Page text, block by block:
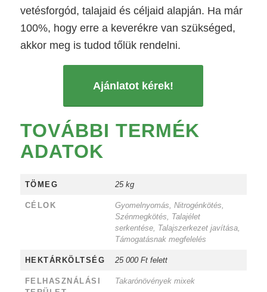
vetésforgód, talajaid és céljaid alapján. Ha már
100%, hogy erre a keverékre van szükséged,
akkor meg is tudod tőlük rendelni.
Ajánlatot kérek!
TOVÁBBI TERMÉK
ADATOK
TÖMEG 25 kg
CÉLOK
Gyomelnyomás, Nitrogénkötés,
Szénmegkötés, Talajélet
serkentése, Talajszerkezet javítása,
Támogatásnak megfelelés
HEKTÁRKÖLTSÉG 25 000 Ft felett
FELHASZNÁLÁSI
Takarónövények mixek